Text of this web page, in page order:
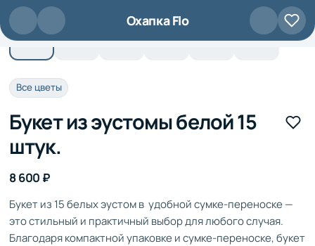
Перейти к основному содержанию
Охапка Flo
Все цветы
Букет из эустомы белой 15
штук.
8 600 ₽
Букет из 15 белых эустом в удобной сумке-переноске —
это стильный и практичный выбор для любого случая.
Благодаря компактной упаковке и сумке-переноске, букет